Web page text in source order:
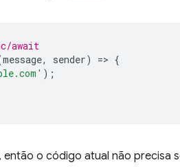
await
message, sender) => {
);
o código atual não precisa